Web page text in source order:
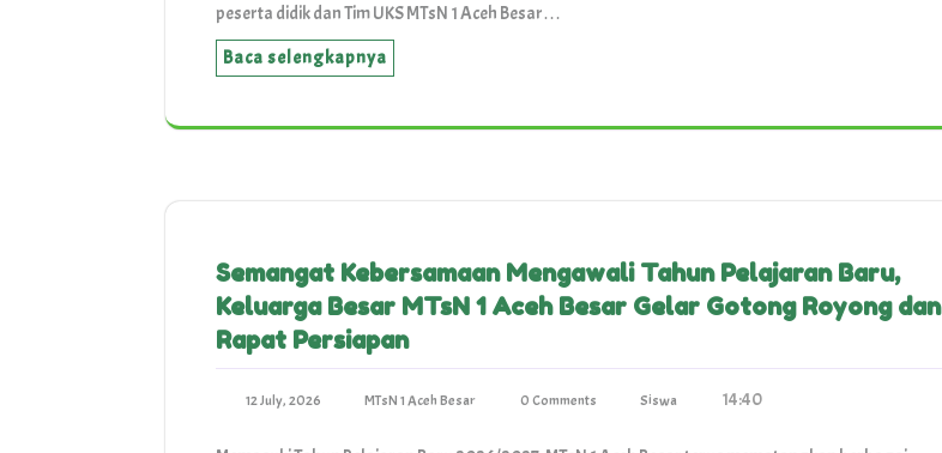
peserta didik dan Tim UKS MTsN 1 Aceh Besar…
Baca selengkapnya
Semangat Kebersamaan Mengawali Tahun Pelajaran Baru,
Keluarga Besar MTsN 1 Aceh Besar Gelar Gotong Royong dan
Rapat Persiapan
12 July, 2026 MTsN 1 Aceh Besar 0 Comments Siswa 14:40